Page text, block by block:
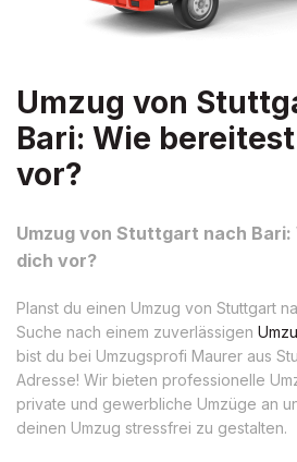
Umzug von
Bari: Wie
vor?
Umzug von Stuttgart nach
dich vor?
Planst du einen Umzug von Stuttgart
Suche nach einem zuverlässigen
bist du bei Umzugsprofi Maurer aus
Adresse! Wir bieten professionelle
private und gewerbliche Umzüge an
deinen Umzug stressfrei zu gestalten.